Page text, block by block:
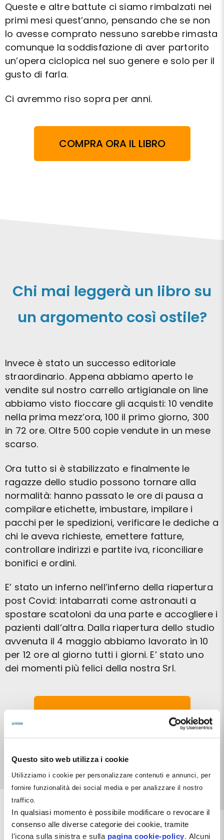
Questo sito web utilizza i cookie
Utilizziamo i cookie per personalizzare contenuti e annunci, per
fornire funzionalità dei social media e per analizzare il nostro
traffico.
In qualsiasi momento è possibile modificare o revocare il
consenso alle diverse categorie dei cookie, tramite
l'icona sulla sinistra e sulla pagina cookie-policy. Alcuni
Queste e altre battute ci siamo rimbalzati nei
primi mesi quest’anno, pensando che se non
lo avesse comprato nessuno sarebbe rimasta
comunque la soddisfazione di aver partorito
un’opera ciclopica nel suo genere e solo per il
gusto di farla.
Ci avremmo riso sopra per anni.
COMPRA ORA IL LIBRO
Chi mai leggerà un libro su
un argomento così ostile?
Invece è stato un successo editoriale
straordinario. Appena abbiamo aperto le
vendite sul nostro carrello artigianale on line
abbiamo visto fioccare gli acquisti: 10 vendite
nella prima mezz’ora, 100 il primo giorno, 300
in 72 ore. Oltre 500 copie vendute in un mese
scarso.
Ora tutto si è stabilizzato e finalmente le
ragazze dello studio possono tornare alla
normalità: hanno passato le ore di pausa a
compilare etichette, imbustare, impilare i
pacchi per le spedizioni, verificare le dediche a
chi le aveva richieste, emettere fatture,
controllare indirizzi e partite iva, riconciliare
bonifici e ordini.
E’ stato un inferno nell’inferno della riapertura
post Covid: intabarrati come astronauti a
spostare scatoloni da una parte e accogliere i
pazienti dall’altra. Dalla riapertura dello studio
avvenuta il 4 maggio abbiamo lavorato in 10
per 12 ore al giorno tutti i giorni. E’ stato uno
dei momenti più felici della nostra Srl.
COMPRA ORA IL LIBRO